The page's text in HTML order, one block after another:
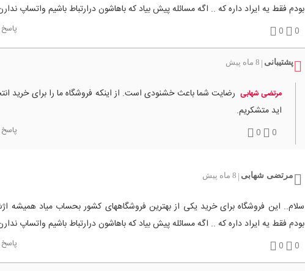
بودم فقط یه ایراد داره که .. اگه مسائله پیش بیاد که باهاشون درارتباط باشیم واتساپ
0
0 پاسخ
پشتیبانی | 8 ماه پیش
مرتضی شهابی رضایت شما باعث خشنودی است. از اینکه فروشگاه ما را برای خرید
اید متشکریم.
0
0 پاسخ
مرتضی شهابی | 8 ماه پیش
سلام.. این فروشگاه برای خرید یکی از بهترین فروشگاههای کشور بحساب میاد همیشه
بودم فقط یه ایراد داره که .. اگه مسائله پیش بیاد که باهاشون درارتباط باشیم واتساپ
0
0 پاسخ